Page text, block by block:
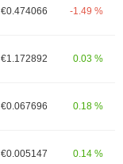
€0.474066 -1.49 %
€1.172892 0.03 %
€0.067696 0.18 %
€0.005147 0.14 %